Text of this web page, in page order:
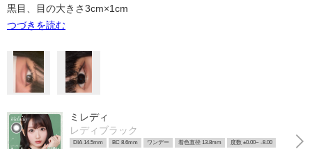
黒目、目の大きさ3cm×1cm
つづきを読む
ミレディ
レディブラック
DIA 14.5mm BC 8.6mm ワンデー 着色直径 13.8mm 度数 ±0.00~ -8.00